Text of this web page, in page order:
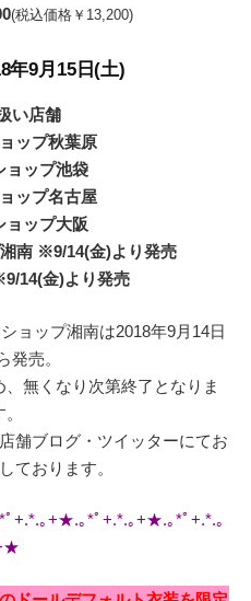
(税込価格￥13,200)
年9月15日(土)
い店舗
ップ秋葉原
ョップ池袋
ップ名古屋
ョップ大阪
南 ※9/14(金)より発売
14(金)より発売
ョップ湘南は2018年9月14日
発売。
無くなり次第終了となりま
舗ブログ・ツイッターにてお
ております。
+.*.｡+★.｡*ﾟ+.*.｡+★.｡*ﾟ+.*.｡